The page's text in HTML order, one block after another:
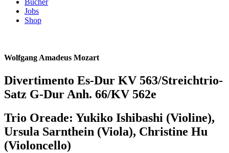
Bücher
Jobs
Shop
Wolfgang Amadeus Mozart
Divertimento Es-Dur KV 563/Streichtrio-
Satz G-Dur Anh. 66/KV 562e
Trio Oreade: Yukiko Ishibashi (Violine),
Ursula Sarnthein (Viola), Christine Hu
(Violoncello)